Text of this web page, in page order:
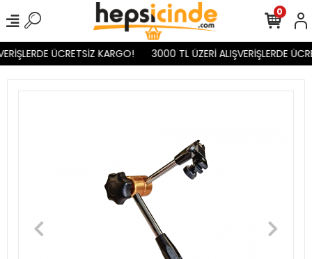
ÜCRETSİZ KARGO! 3000 TL ÜZERİ ALIŞVERİŞLERDE
0